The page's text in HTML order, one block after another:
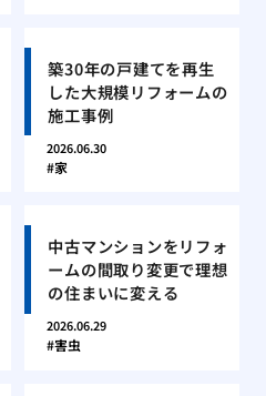
築30年の戸建てを再生
した大規模リフォームの
施工事例
2026.06.30
家
中古マンションをリフォ
ームの間取り変更で理想
の住まいに変える
2026.06.29
害虫